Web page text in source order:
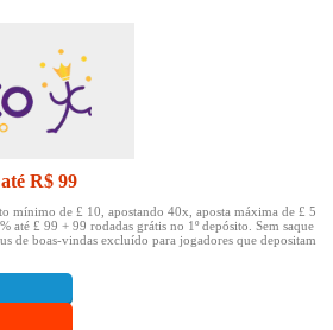
R$ 99
mínimo de £ 10, apostando 40x, aposta máxima de £ 5
até £ 99 + 99 rodadas grátis no 1º depósito. Sem saque
de boas-vindas excluído para jogadores que depositam